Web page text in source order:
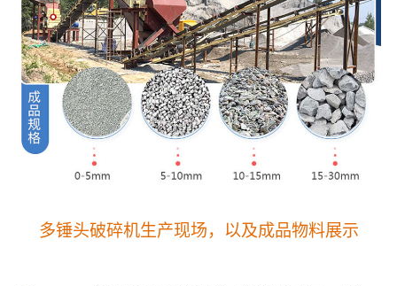
多锤头破碎机生产现场，以及成品物料展示